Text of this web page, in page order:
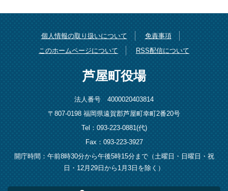
個人情報の取り扱いについて
免責事項
このホームページについて
RSS配信について
芦屋町役場
法人番号 4000020403814
〒807-0198 福岡県遠賀郡芦屋町幸町2番20号
Tel：093-223-0881(代)
Fax：093-223-3927
開庁時間：午前8時30分から午後5時15分まで（土曜日・日曜日・祝
日・12月29日から1月3日を除く）